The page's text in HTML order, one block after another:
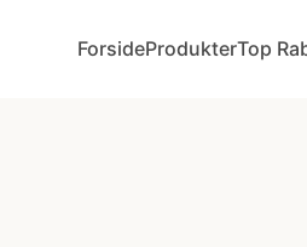
ForsideProdukterTop